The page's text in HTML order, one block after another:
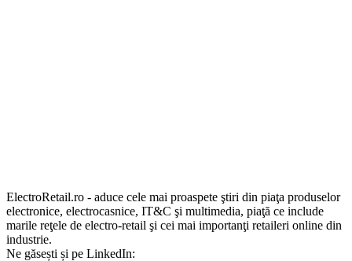
ElectroRetail.ro - aduce cele mai proaspete ştiri din piaţa produselor
electronice, electrocasnice, IT&C şi multimedia, piaţă ce include
marile reţele de electro-retail şi cei mai importanţi retaileri online din
industrie.
Ne găsești și pe LinkedIn: